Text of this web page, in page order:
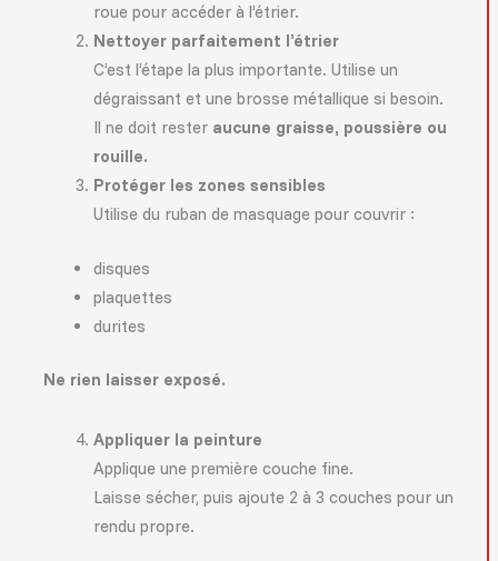
roue pour accéder à l’étrier.
Nettoyer parfaitement l’étrier
C’est l’étape la plus importante. Utilise un
dégraissant et une brosse métallique si besoin.
Il ne doit rester aucune graisse, poussière ou
rouille.
Protéger les zones sensibles
Utilise du ruban de masquage pour couvrir :
disques
plaquettes
durites
Ne rien laisser exposé.
Appliquer la peinture
Applique une première couche fine.
Laisse sécher, puis ajoute 2 à 3 couches pour un
rendu propre.